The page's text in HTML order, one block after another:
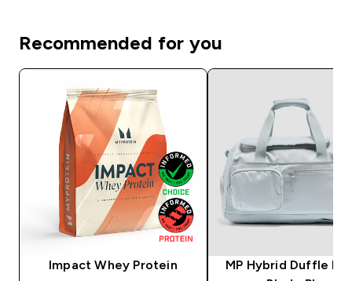
Recommended for you
Impact Whey Protein
MP Hybrid Duffle